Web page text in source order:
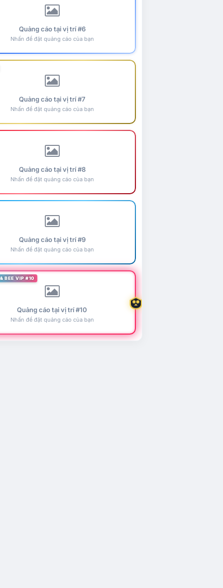
Quảng cáo tại vị trí #6
Nhấn để đặt quảng cáo của bạn
Quảng cáo tại vị trí #7
Nhấn để đặt quảng cáo của bạn
Quảng cáo tại vị trí #8
Nhấn để đặt quảng cáo của bạn
Quảng cáo tại vị trí #9
Nhấn để đặt quảng cáo của bạn
BEE VIP #10
Quảng cáo tại vị trí #10
Nhấn để đặt quảng cáo của bạn